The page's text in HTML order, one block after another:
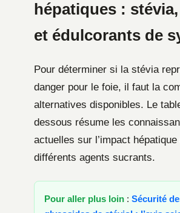
hépatiques :
et édulcorants de
Pour déterminer si la stévia
danger pour le foie, il faut la
alternatives disponibles. Le
dessous résume les
actuelles sur l’impact hépatique
différents agents sucrants.
Pour aller plus loin : Sécurité